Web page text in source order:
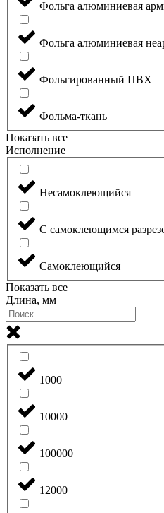
Фольга алюминиевая
Фольга алюминиевая
Фольгированный ПВХ
Фольма-ткань
Показать все
Исполнение
Несамоклеющийся
С самоклеющимся
Самоклеющийся
Показать все
Длина, мм
1000
10000
100000
12000